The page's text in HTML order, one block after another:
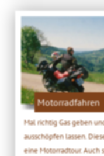
Motorradfahren
Mal richtig Gas geben
ausschöpfen lassen.
eine Motorradtour.